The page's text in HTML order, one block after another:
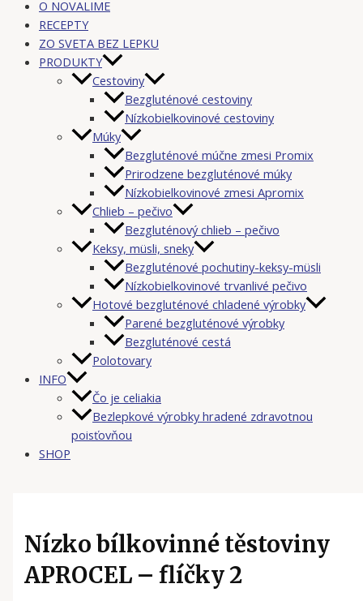
O NOVALIME
RECEPTY
ZO SVETA BEZ LEPKU
PRODUKTY
Cestoviny
Bezgluténové cestoviny
Nízkobielkovinové cestoviny
Múky
Bezgluténové múčne zmesi Promix
Prirodzene bezgluténové múky
Nízkobielkovinové zmesi Apromix
Chlieb – pečivo
Bezgluténový chlieb – pečivo
Keksy, müsli, sneky
Bezgluténové pochutiny-keksy-müsli
Nízkobielkovinové trvanlivé pečivo
Hotové bezgluténové chladené výrobky
Parené bezgluténové výrobky
Bezgluténové cestá
Polotovary
INFO
Čo je celiakia
Bezlepkové výrobky hradené zdravotnou
poisťovňou
SHOP
Nízko bílkovinné těstoviny
APROCEL – flíčky 2